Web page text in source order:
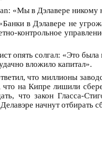
«Мы в Дэлавере никому
в Дэлавере не
контрольное
опять солгал: «Это
вложило капитал».
что миллионы
что на Кипре лишили
что закон Гласса-
начнут